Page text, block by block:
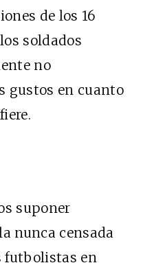
de los 16
soldados
no
gustos en cuanto
suponer
nunca censada
futbolistas en